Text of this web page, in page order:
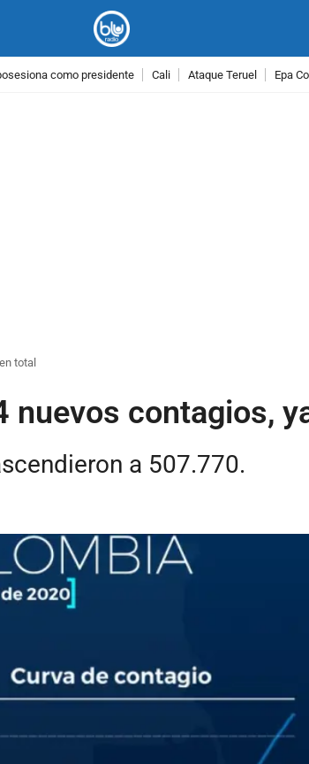
como presidente Cali Ataque Teruel Epa
total
nuevos contagios,
a 507.770.